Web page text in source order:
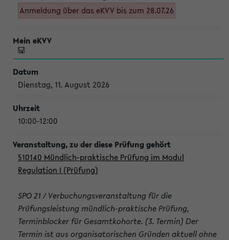
Anmeldung über das eKVV bis zum 28.07.26
Dienstag, 11. August 2026
10:00-12:00
510140 Mündlich-praktische Prüfung im Modul
Regulation I (Prüfung)
SPO 21 / Verbuchungsveranstaltung für die
Prüfungsleistung mündlich-praktische Prüfung,
Terminblocker für Gesamtkohorte. (3. Termin) Der
Termin ist aus organisatorischen Gründen aktuell ohne